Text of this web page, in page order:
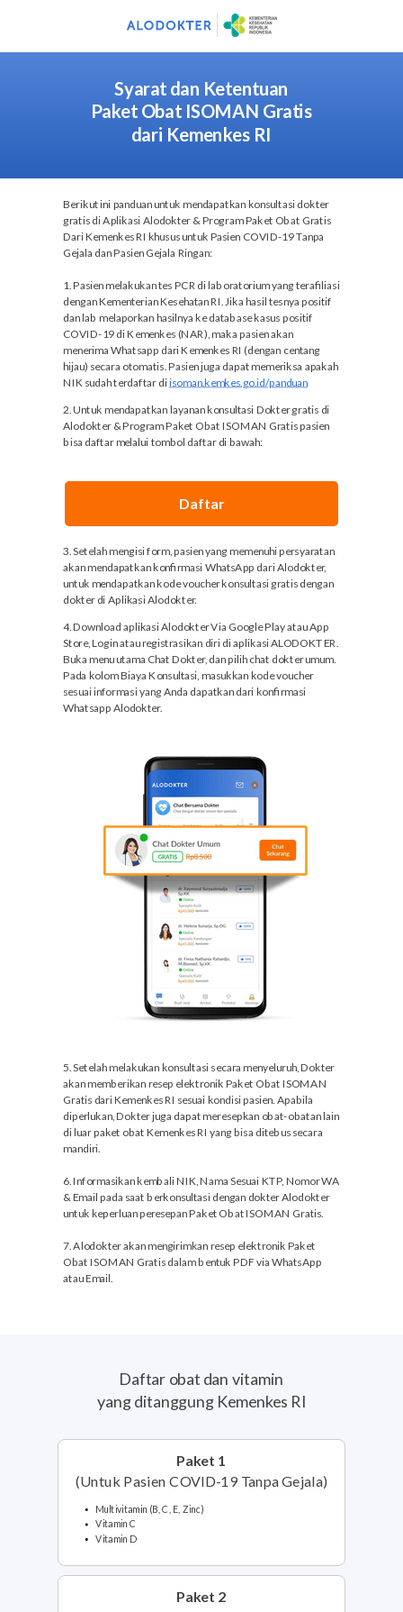
Syarat dan Ketentuan
Paket Obat ISOMAN Gratis
dari Kemenkes RI
Paket 1
(Untuk Pasien COVID-19 Tanpa Gejala)
Multivitamin (B, C, E, Zinc)
Vitamin C
Vitamin D
Daftar obat dan vitamin
yangditanggung Kemenkes RI
Berikut ini panduan untuk mendapatkan konsultasi dokter
gratis di Aplikasi Alodokter & Program Paket Obat Gratis
Dari Kemenkes RI khusus untuk Pasien COVID-19 Tanpa
Gejala dan Pasien Gejala Ringan:
1. Pasien melakukan tes PCR di laboratorium yang terafiliasi
dengan Kementerian Kesehatan RI. Jika hasil tesnya positif
dan lab melaporkan hasilnya ke database kasus positif
COVID-19 di Kemenkes (NAR), maka pasien akan
menerima Whatsapp dari Kemenkes RI (dengan centang
hijau) secara otomatis. Pasien juga dapat memeriksa apakah
NIK sudah terdaftar diisoman.kemkes.go.id/panduan
2. Untuk mendapatkan layanan konsultasi Dokter gratis di
Alodokter & Program Paket Obat ISOMAN Gratis pasien
bisa daftar melalui tombol daftar di bawah:
Paket 2
5. Setelah melakukan konsultasi secara menyeluruh, Dokter
akan memberikan resep elektronik Paket Obat ISOMAN
Gratis dari Kemenkes RI sesuai kondisi pasien. Apabila
diperlukan, Dokter juga dapat meresepkan obat-obatan lain
di luar paket obat Kemenkes RI yang bisa ditebus secara
mandiri.
6. Informasikan kembali NIK, Nama Sesuai KTP, Nomor WA
& Email pada saat berkonsultasi dengan dokter Alodokter
untuk keperluan peresepan Paket Obat ISOMAN Gratis.
7. Alodokter akan mengirimkan resep elektronik Paket
Obat ISOMAN Gratis dalam bentuk PDF via WhatsApp
atau Email.
Daftar
3. Setelah mengisi form, pasien yang memenuhi persyaratan
akan mendapatkan konfirmasi WhatsApp dari Alodokter,
untuk mendapatkan kode voucher konsultasi gratis dengan
dokter di Aplikasi Alodokter.
4. Download aplikasi Alodokter Via Google Play atau App
Store, Login atau registrasikan diri di aplikasi ALODOKTER.
Buka menu utama Chat Dokter, dan pilih chat dokter umum.
Pada kolom Biaya Konsultasi, masukkan kode voucher
sesuai informasi yang Anda dapatkan dari konfirmasi
Whatsapp Alodokter.